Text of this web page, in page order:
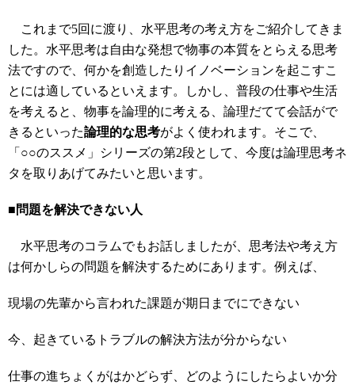
これまで5回に渡り、水平思考の考え方をご紹介してきま
した。水平思考は自由な発想で物事の本質をとらえる思考
法ですので、何かを創造したりイノベーションを起こすこ
とには適しているといえます。しかし、普段の仕事や生活
を考えると、物事を論理的に考える、論理だてて会話がで
きるといった論理的な思考がよく使われます。そこで、
「○○のススメ」シリーズの第2段として、今度は論理思考ネ
タを取りあげてみたいと思います。
■問題を解決できない人
水平思考のコラムでもお話しましたが、思考法や考え方
は何かしらの問題を解決するためにあります。例えば、
現場の先輩から言われた課題が期日までにできない
今、起きているトラブルの解決方法が分からない
仕事の進ちょくがはかどらず、どのようにしたらよいか分